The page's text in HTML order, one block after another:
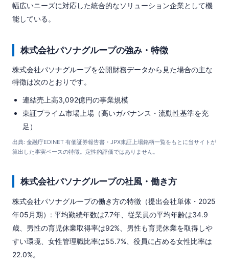
幅広いニーズに対応した統合的なソリューション企業として機
能している。
株式会社パソナグループの強み・特徴
株式会社パソナグループを公開財務データから見た場合の主な
特徴は次のとおりです。
連結売上高3,092億円の事業規模
東証プライム市場上場（高いガバナンス・流動性基準を充
足）
出典: 金融庁EDINET 有価証券報告書・JPX東証上場銘柄一覧をもとに当サイトが
算出した事実ベースの特徴。定性的評価ではありません。
株式会社パソナグループの社風・働き方
株式会社パソナグループの働き方の特徴（提出会社単体・2025
年05月期）: 平均勤続年数は7.7年、従業員の平均年齢は34.9
歳、男性の育児休業取得率は92%、男性も育児休業を取得しや
すい環境、女性管理職比率は55.7%、役員に占める女性比率は
22.0%。